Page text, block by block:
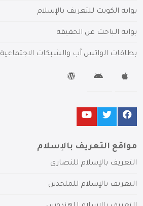
بوابة الكويت للتعريف بالإسلام
بوابة الباحث عن الحقيقة
بطاقات الواتس آب والشبكات الاجتماعية
مواقع التعريف بالإسلام
التعريف بالإسلام للنصارى
التعريف بالإسلام للملحدين